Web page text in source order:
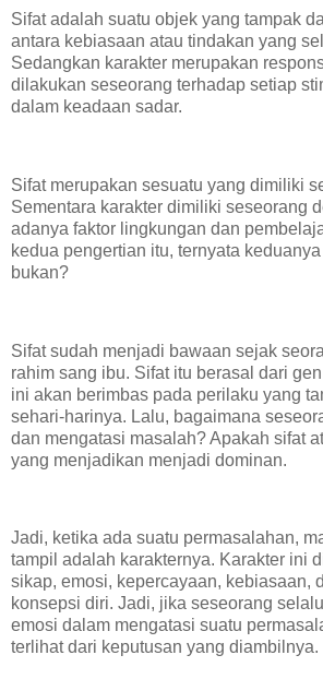
Sifat adalah suatu objek yang tampak
antara kebiasaan atau tindakan yang
Sedangkan karakter merupakan
dilakukan seseorang terhadap setiap
dalam keadaan sadar.
Sifat merupakan sesuatu yang dimiliki
Sementara karakter dimiliki seseorang
adanya faktor lingkungan dan
kedua pengertian itu, ternyata
bukan?
Sifat sudah menjadi bawaan sejak
rahim sang ibu. Sifat itu berasal dari
ini akan berimbas pada perilaku yang
sehari-harinya. Lalu, bagaimana
dan mengatasi masalah? Apakah sifat
yang menjadikan menjadi dominan.
Jadi, ketika ada suatu permasalahan,
tampil adalah karakternya. Karakter ini
sikap, emosi, kepercayaan, kebiasaan,
konsepsi diri. Jadi, jika seseorang
emosi dalam mengatasi suatu
terlihat dari keputusan yang diambilnya.